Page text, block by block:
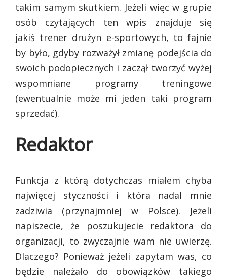
takim samym skutkiem. Jeżeli więc w grupie
osób czytających ten wpis znajduje się
jakiś trener drużyn e-sportowych, to fajnie
by było, gdyby rozważył zmianę podejścia do
swoich podopiecznych i zaczął tworzyć wyżej
wspomniane programy treningowe
(ewentualnie może mi jeden taki program
sprzedać).
Redaktor
Funkcja z którą dotychczas miałem chyba
najwięcej styczności i która nadal mnie
zadziwia (przynajmniej w Polsce). Jeżeli
napiszecie, że poszukujecie redaktora do
organizacji, to zwyczajnie wam nie uwierzę.
Dlaczego? Ponieważ jeżeli zapytam was, co
będzie należało do obowiązków takiego